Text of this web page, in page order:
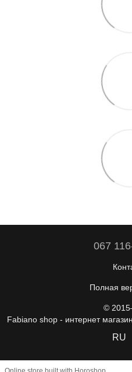
067
Полная
©
Fabiano shop - интернет
RU